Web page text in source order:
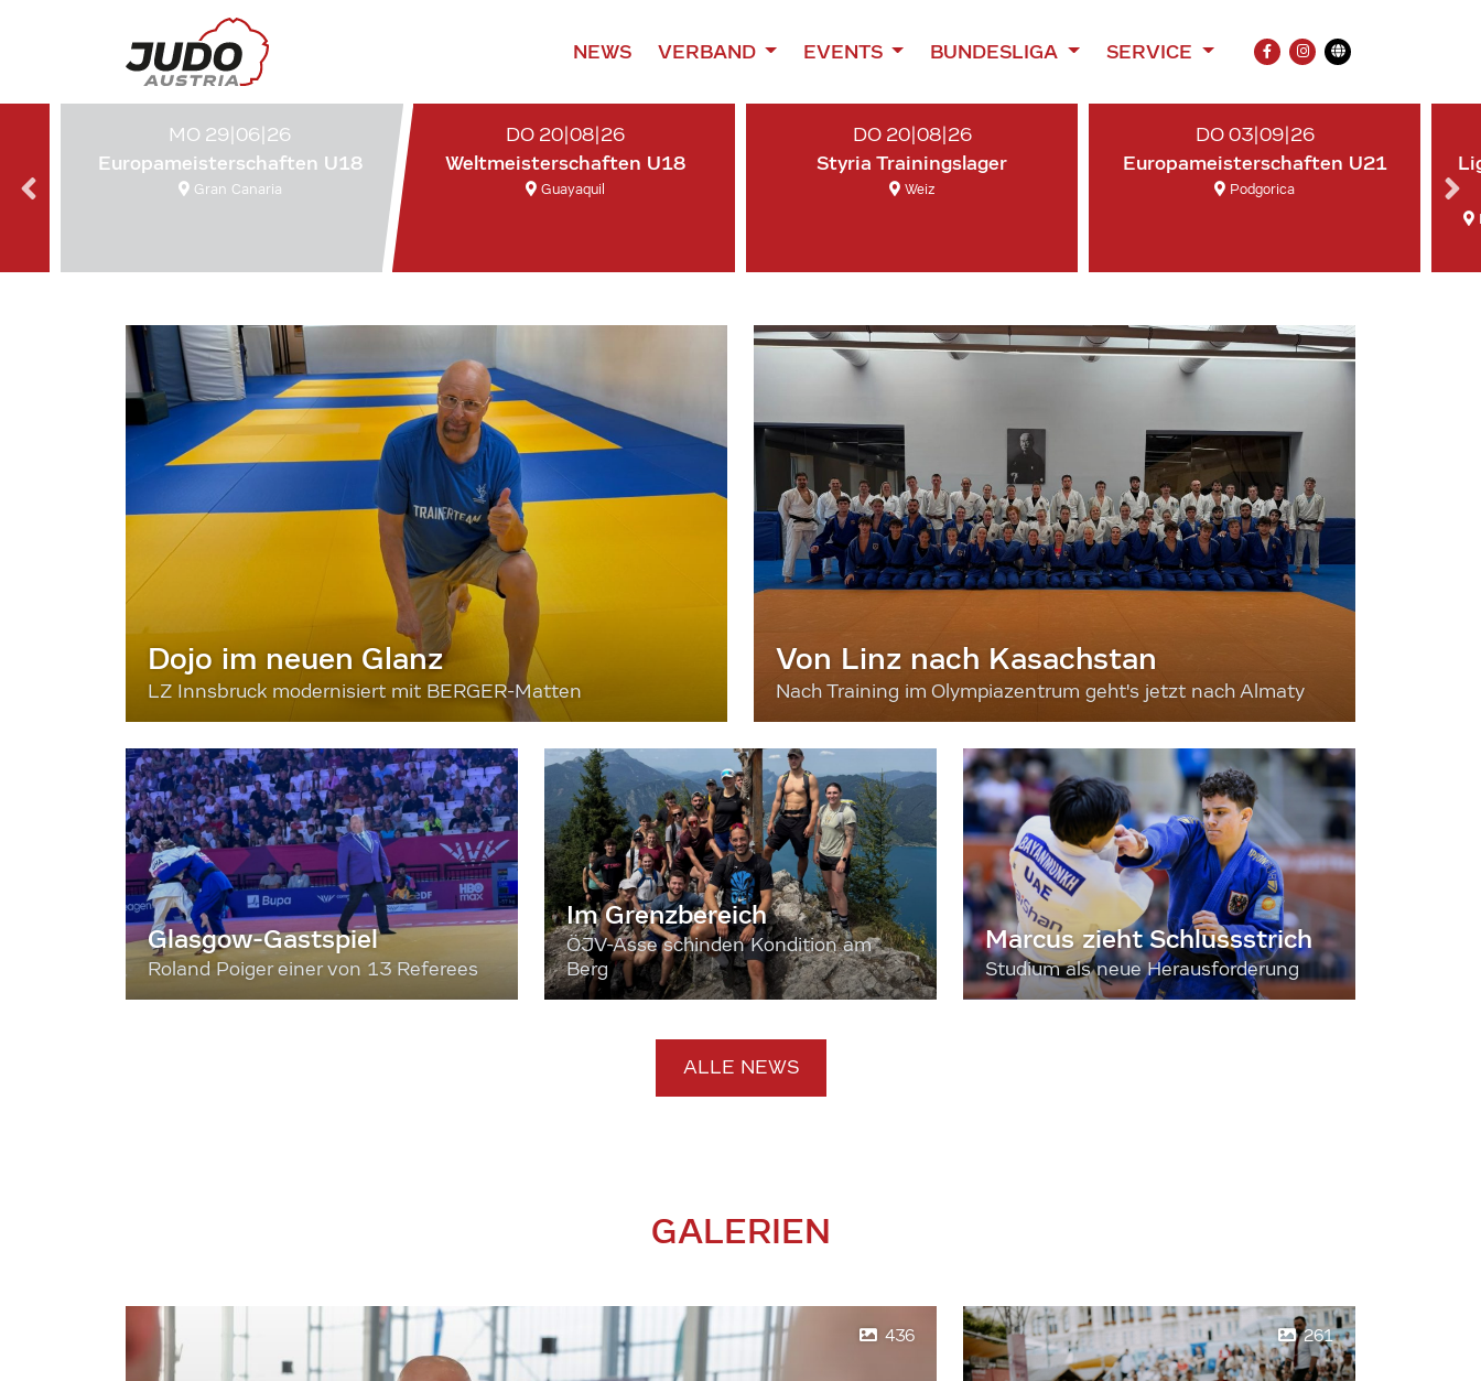
NEWS VERBAND EVENTS BUNDESLIGA SERVICE
FACEBOOK
INSTAGRAM
Übersetzung
MO 29|06|26
Europameisterschaften U18
Gran Canaria
DO 20|08|26
Weltmeisterschaften U18
Guayaquil
DO 20|08|26
Styria Trainingslager
Weiz
DO 03|09|26
Europameisterschaften U21
Podgorica
Dojo im neuen Glanz
LZ Innsbruck modernisiert mit BERGER-Matten
Von Linz nach Kasachstan
Nach Training im Olympiazentrum geht's jetzt nach Almaty
Glasgow-Gastspiel
Roland Poiger einer von 13 Referees
Im Grenzbereich
ÖJV-Asse schinden Kondition am
Berg
Marcus zieht Schlussstrich
Studium als neue Herausforderung
ALLE NEWS
GALERIEN
436 261